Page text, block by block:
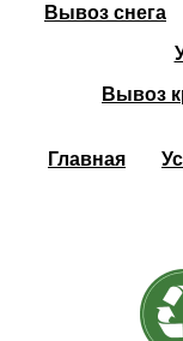
Вывоз снега
Вывоз
Главная